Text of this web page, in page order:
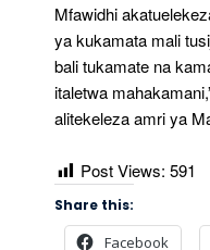
Mfawidhi
ya kukamata mali
bali tukamate na
italetwa
alitekeleza amri ya
Post Views: 591
Share this:
Facebook